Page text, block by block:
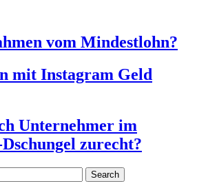
vom Mindestlohn?
mit Instagram Geld
Unternehmer im
zurecht?